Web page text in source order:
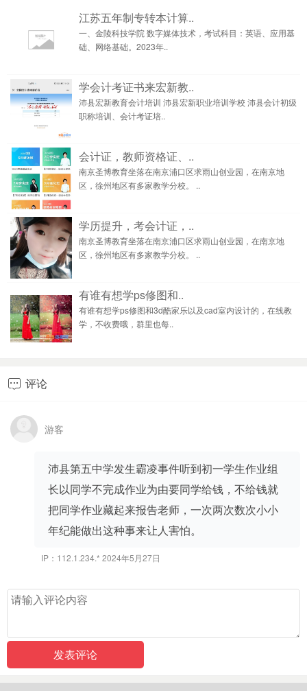
江苏五年制专转本计算..
一、金陵科技学院 数字媒体技术，考试科目：英语、应用基
础、网络基础。2023年..
学会计考证书来宏新教..
沛县宏新教育会计培训 沛县宏新职业培训学校 沛县会计初级
职称培训、会计考证培..
会计证，教师资格证、..
南京圣博教育坐落在南京浦口区求雨山创业园，在南京地
区，徐州地区有多家教学分校。 ..
学历提升，考会计证，..
南京圣博教育坐落在南京浦口区求雨山创业园，在南京地
区，徐州地区有多家教学分校。 ..
有谁有想学ps修图和..
有谁有想学ps修图和3d酷家乐以及cad室内设计的，在线教
学，不收费哦，群里也每..
 评论
游客
沛县第五中学发生霸凌事件听到初一学生作业组
长以同学不完成作业为由要同学给钱，不给钱就
把同学作业藏起来报告老师，一次两次数次小小
年纪能做出这种事来让人害怕。
IP：112.1.234.* 2024年5月27日